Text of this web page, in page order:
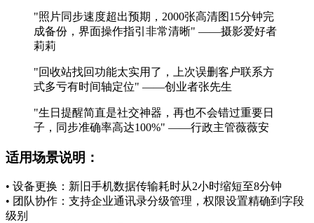
"照片同步速度超出预期，2000张高清图15分钟完
成备份，界面操作指引非常清晰" ——摄影爱好者
莉莉
"回收站找回功能太实用了，上次误删客户联系方
式多亏有时间轴定位" ——创业者张先生
"生日提醒简直是社交神器，再也不会错过重要日
子，同步准确率高达100%" ——行政主管薇薇安
适用场景说明：
• 设备更换：新旧手机数据传输耗时从2小时缩短至8分钟
• 团队协作：支持企业通讯录分级管理，权限设置精确到字段
级别